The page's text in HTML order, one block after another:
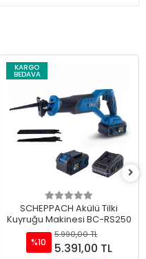
KARGO
BEDAVA
SCHEPPACH Akülü Tilki
Kuyruğu Makinesi BC-RS250
%10
5.990,00 TL
5.391,00 TL